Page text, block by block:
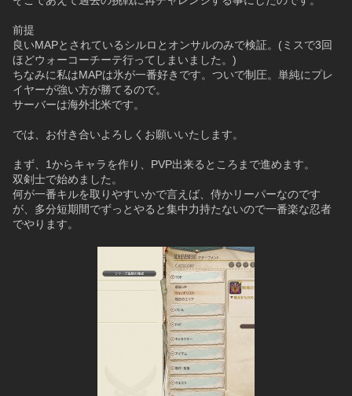
前提
良いMAPとされているシルロとオンサルのみで検証。(ミスで3回
ほどウォーコーチーテ行ってしまいました。)
ちなみに私はMAPは氷が一番好きです。ついで制圧。単純にプレ
イヤーが強い方が勝てるので。
サーバーは海外北米です。
では、お付き合いよろしくお願いいたします。
まず、1からキャラを作り、PVP出来るところまで進めます。
双剣士で始めました。
何が一番キルを取りやすいかで言えば、侍かリーパーなのです
が、多分短期間でずっとやると集中力持たないので一番楽な忍者
でやります。